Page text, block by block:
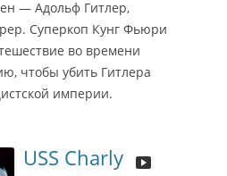
— Адольф Гитлер,
Суперкоп Кунг Фьюри
во времени
чтобы убить Гитлера
империи.
USS Charly